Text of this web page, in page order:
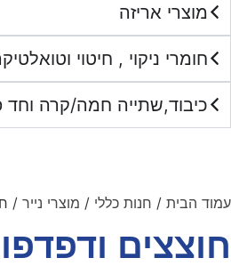
מוצרי אריזה
חומרי ניקוי , חיטוי
כיבוד,שתייה חמה/קרה וחד
עמוד הבית / חנות כללי / מוצרי נייר /
חוצצים